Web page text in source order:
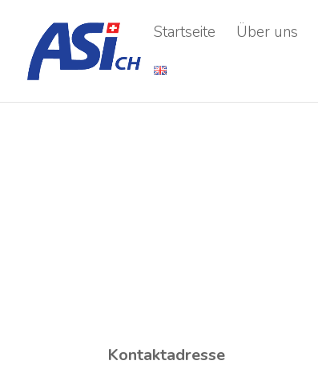
Startseite Über uns
Kontaktadresse